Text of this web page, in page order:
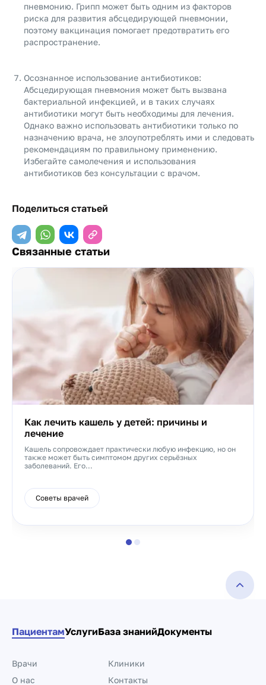
пневмонию. Грипп может быть одним из факторов
риска для развития абсцедирующей пневмонии,
поэтому вакцинация помогает предотвратить его
распространение.
Осознанное использование антибиотиков:
Абсцедирующая пневмония может быть вызвана
бактериальной инфекцией, и в таких случаях
антибиотики могут быть необходимы для лечения.
Однако важно использовать антибиотики только по
назначению врача, не злоупотреблять ими и следовать
рекомендациям по правильному применению.
Избегайте самолечения и использования
антибиотиков без консультации с врачом.
Поделиться статьей
Связанные статьи
Как лечить кашель у детей: причины и
лечение
Кашель сопровождает практически любую инфекцию, но он
также может быть симптомом других серьёзных
заболеваний. Его...
Советы врачей
ПациентамУслугиБаза знанийДокументы
Врачи
Клиники
О нас
Контакты